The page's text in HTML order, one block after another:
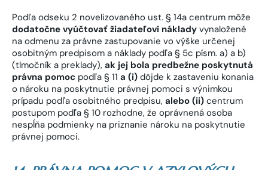
Podľa odseku 2 novelizovaného ust. § 14a centrum môže
dodatočne vyúčtovať žiadateľovi náklady vynaložené
na odmenu za právne zastupovanie vo výške určenej
osobitným predpisom a náklady podľa § 5c písm. a) a b)
(tlmočník a preklady), ak jej bola predbežne poskytnutá
právna pomoc podľa § 11 a (i) dôjde k zastaveniu konania
o nároku na poskytnutie právnej pomoci s výnimkou
prípadu podľa osobitného predpisu, alebo (ii) centrum
postupom podľa § 10 rozhodne, že oprávnená osoba
nespĺňa podmienky na priznanie nároku na poskytnutie
právnej pomoci.